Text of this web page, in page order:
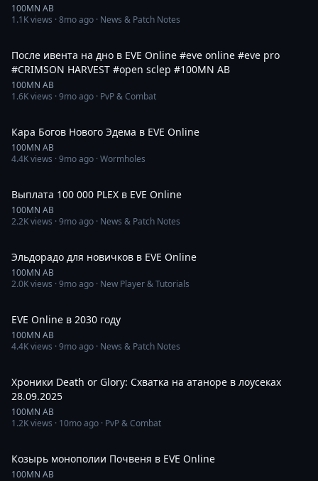
100MN AB
1.1Kviews ·8mo ago · News & Patch Notes
После ивента на дно в EVE Online #eve online #eve pro
#CRIMSON HARVEST #open sclep #100MN AB
100MN AB
1.6Kviews ·9mo ago · PvP & Combat
Кара Богов Нового Эдема в EVE Online
100MN AB
4.4Kviews ·9mo ago · Wormholes
Выплата 100 000 PLEX в EVE Online
100MN AB
2.2Kviews ·9mo ago · News & Patch Notes
Эльдорадо для новичков в EVE Online
100MN AB
2.0Kviews ·9mo ago · New Player & Tutorials
EVE Online в 2030 году
100MN AB
4.4Kviews ·9mo ago · News & Patch Notes
Хроники Death or Glory: Схватка на атаноре в лоусеках
28.09.2025
100MN AB
1.2Kviews · 10mo ago · PvP & Combat
Козырь монополии Почвеня в EVE Online
100MN AB